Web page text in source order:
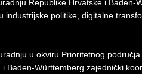
Republike Hrvatske i Baden-
industrijske politike, digitalne
u okviru Prioritetnog
Baden-Württemberg zajednički